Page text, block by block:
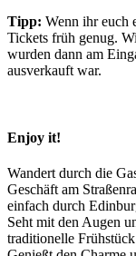
Tipp: Wenn ihr euch
Tickets früh genug.
wurden dann am
ausverkauft war.
Enjoy it!
Wandert durch die
Geschäft am
einfach durch
Seht mit den Augen
traditionelle